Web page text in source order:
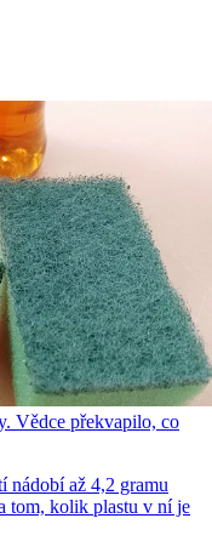
Vědce překvapilo, co
nádobí až 4,2 gramu
tom, kolik plastu v ní je